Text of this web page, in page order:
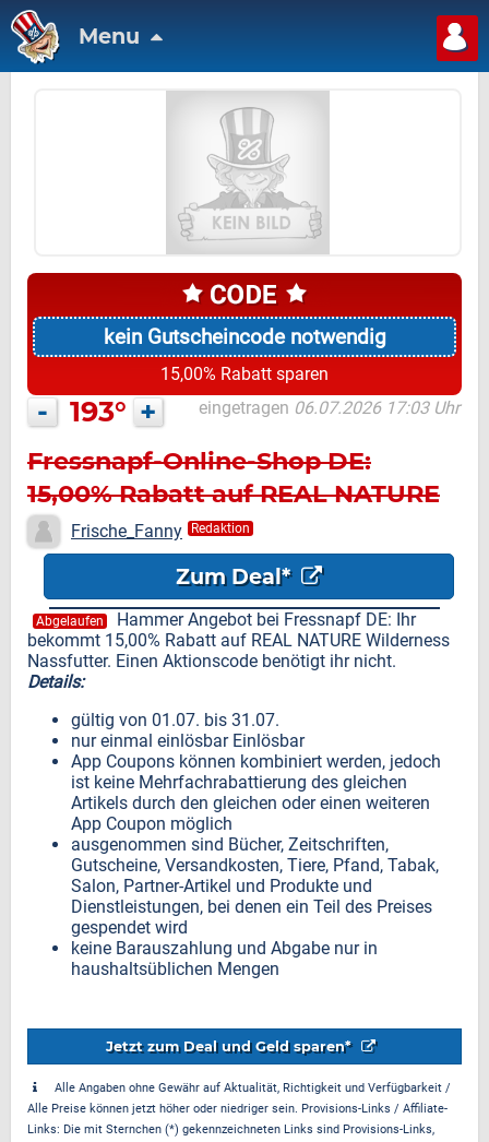
Menu
kein Gutscheincode notwendig
15,00% Rabatt sparen
- 193° + eingetragen 06.07.2026 17:03 Uhr
Fressnapf-Online-Shop DE:
15,00% Rabatt auf REAL NATURE
Wilderness Nassfutter
Frische_Fanny Redaktion
Zum Deal*
Abgelaufen
Hammer Angebot bei Fressnapf DE: Ihr
bekommt 15,00% Rabatt auf REAL NATURE Wilderness
Nassfutter. Einen Aktionscode benötigt ihr nicht.
Details:
gültig von 01.07. bis 31.07.
nur einmal einlösbar Einlösbar
App Coupons können kombiniert werden, jedoch
ist keine Mehrfachrabattierung des gleichen
Artikels durch den gleichen oder einen weiteren
App Coupon möglich
ausgenommen sind Bücher, Zeitschriften,
Gutscheine, Versandkosten, Tiere, Pfand, Tabak,
Salon, Partner-Artikel und Produkte und
Dienstleistungen, bei denen ein Teil des Preises
gespendet wird
keine Barauszahlung und Abgabe nur in
haushaltsüblichen Mengen
Jetzt zum Deal und Geld sparen*
Alle Angaben ohne Gewähr auf Aktualität, Richtigkeit und Verfügbarkeit /
Alle Preise können jetzt höher oder niedriger sein. Provisions-Links / Affiliate-
Links: Die mit Sternchen (*) gekennzeichneten Links sind Provisions-Links,